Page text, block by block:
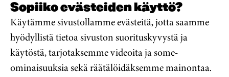
Sopiiko evästeiden käyttö?
Käytämme sivustollamme evästeitä, jotta saamme
hyödyllistä tietoa sivuston suorituskyvystä ja
käytöstä, tarjotaksemme videoita ja some-
ominaisuuksia sekä räätälöidäksemme mainontaa.
Denmark
Vaihde +45 76 28 25 00
Atria Viro
Metsa str. 19, Valga